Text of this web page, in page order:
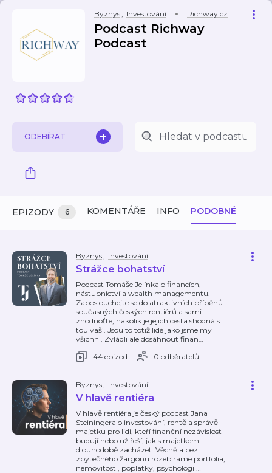
Byznys, Investování Richway.cz
Podcast Richway
Podcast
ODEBÍRAT
EPIZODY 6 KOMENTÁŘE INFO PODOBNÉ
Byznys, Investování
Strážce bohatství
Podcast Tomáše Jelínka o financích,
nástupnictví a wealth managementu.
Zaposlouchejte se do atraktivních příběhů
současných českých rentiérů a sami
zhodnoťte, nakolik je jejich cesta shodná s
tou vaší. Jsou to totiž lidé jako jsme my
všichni. Zvládli ale dosáhnout finan…
44 epizod
0 odběratelů
Byznys, Investování
V hlavě rentiéra
V hlavě rentiéra je český podcast Jana
Steiningera o investování, rentě a správě
majetku pro lidi, kteří finanční nezávislost
budují nebo už řeší, jak s majetkem
dlouhodobě zacházet. Věcně a bez
zbytečného žargonu rozebíráme portfolia,
nemovitosti, poplatky, psychologii…